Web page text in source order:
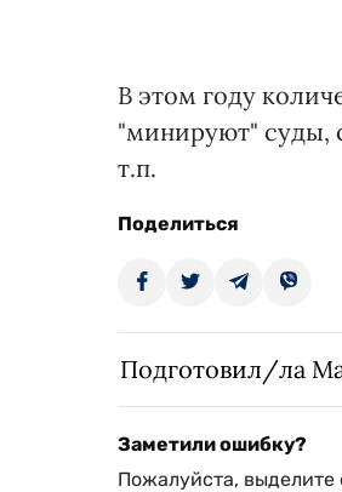
В этом году
"минируют" суды,
т.п.
Поделиться
Подготовил/ла
Заметили ошибку?
Пожалуйста,